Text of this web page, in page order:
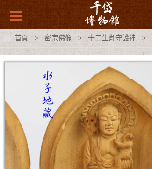
首頁 > 密宗佛像 > 十二生肖守護神 >